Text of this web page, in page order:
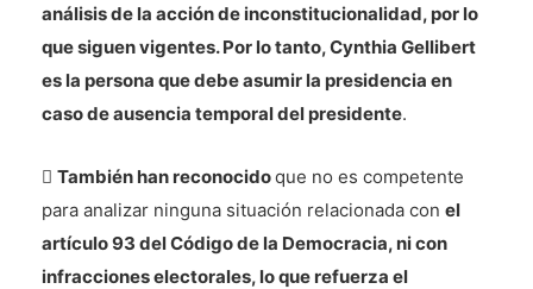
análisis de la acción de inconstitucionalidad, por lo
que siguen vigentes. Por lo tanto, Cynthia Gellibert
es la persona que debe asumir la presidencia en
caso de ausencia temporal del presidente.
 También han reconocidoque no es competente
para analizar ninguna situación relacionada con el
artículo 93 del Código de la Democracia, ni con
infracciones electorales, lo que refuerza el